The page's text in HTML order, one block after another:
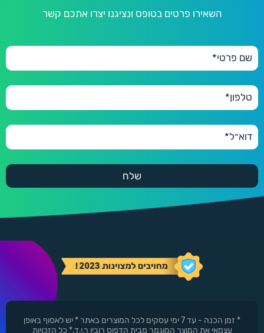
השאירו פרטים בטופס ונציגנו יצרו אתכם קשר
* זמן הכנה - עד 7 ימי עסקים לכל המוצרים באתר * יש לאסוף באופן
עצמאי את המוצר המוגמר מבית הדפוס רובין ר.י.ד.* כל הזכויות